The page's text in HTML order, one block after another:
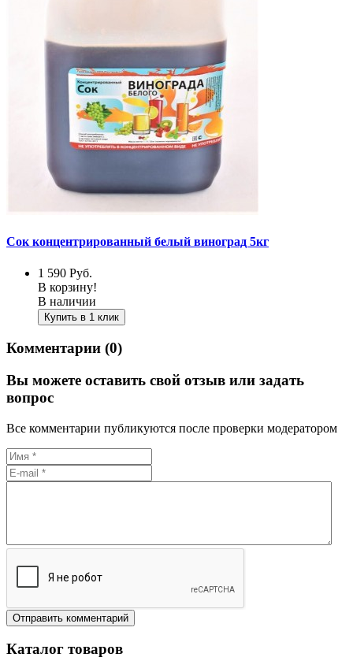
Сок концентрированный белый виноград 5кг
1 590 Руб.
В корзину!
В наличии
Купить в 1 клик
Комментарии (0)
Вы можете оставить свой отзыв или задать
вопрос
Все комментарии публикуются после проверки модератором
Каталог товаров